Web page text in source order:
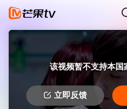
该视频暂不支持本国
立即反馈